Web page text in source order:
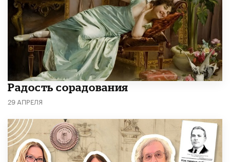
Радость сорадования
29 АПРЕЛЯ